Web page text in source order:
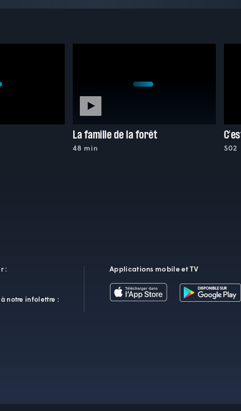
La famille de la forêt
48 min S02
:
notre infolettre :
Applications mobile et TV